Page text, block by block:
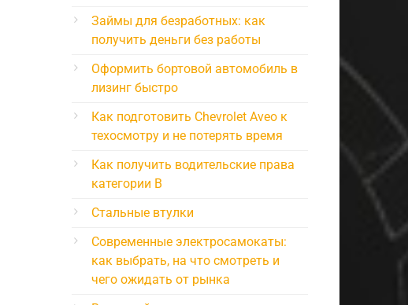
Займы для безработных: как
получить деньги без работы
Оформить бортовой автомобиль в
лизинг быстро
Как подготовить Chevrolet Aveo к
техосмотру и не потерять время
Как получить водительские права
категории B
Стальные втулки
Современные электросамокаты:
как выбрать, на что смотреть и
чего ожидать от рынка